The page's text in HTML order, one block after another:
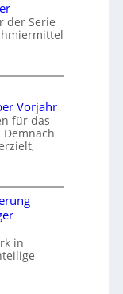
der Serie
Vorjahr
für das
Demnach
in